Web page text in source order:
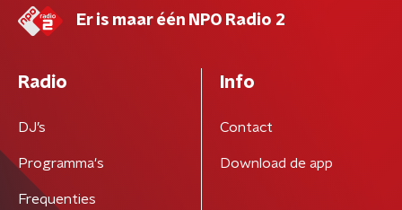
Er is maar één NPO Radio 2
Radio
DJ’s
Programma's
Frequenties
Info
Contact
Download de app